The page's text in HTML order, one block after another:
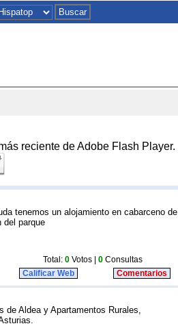
reciente de Adobe Flash Player.
tenemos un alojamiento en cabarceno de
del parque
Total: 0 Votos | 0 Consultas
Calificar Web Comentarios
de Aldea y Apartamentos Rurales,